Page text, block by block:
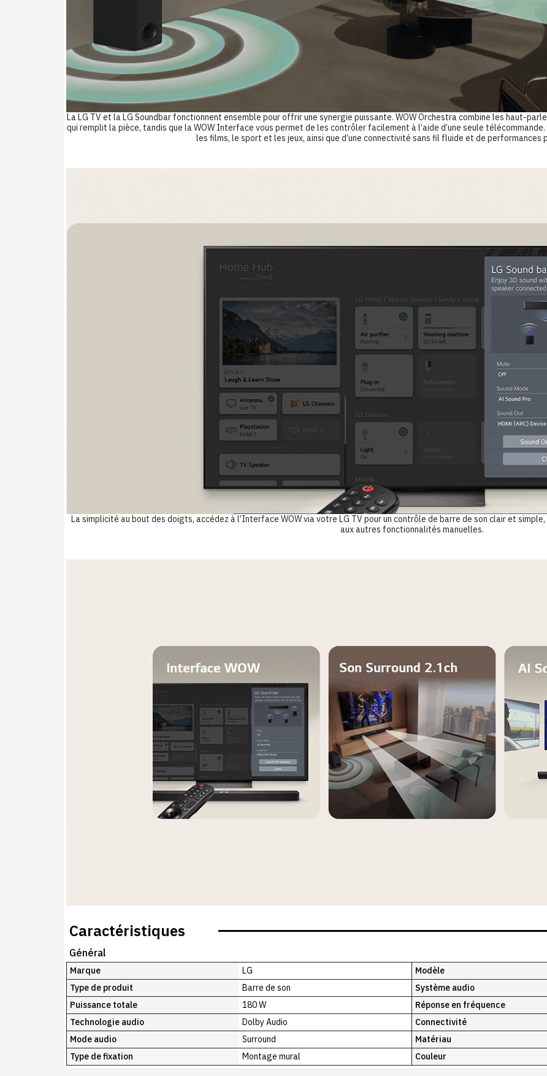
La LG TV et la LG Soundbar fonctionnent ensemble pour offrir une synergie puissante. WOW Orchestra combine les haut-
qui remplit la pièce, tandis que la WOW Interface vous permet de les contrôler facilement à l’aide d’une seule
les films, le sport et les jeux, ainsi que d’une connectivité sans fil fluide et de performances
La simplicité au bout des doigts, accédez à l’Interface WOW via votre LG TV pour un contrôle de barre de son clair et
aux autres fonctionnalités manuelles.
Caractéristiques
Général
Marque LG Modèle
Type de produit
Barre de son Système audio
Puissance totale
180 W Réponse en fréquence
Technologie audio
Dolby Audio Connectivité
Mode audio
Surround Matériau
Type de fixation
Montage mural Couleur